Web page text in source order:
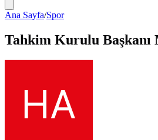
Ana Sayfa/Spor
Tahkim Kurulu